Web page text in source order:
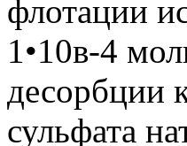
флотации
1•10в-4
десорбции
сульфата